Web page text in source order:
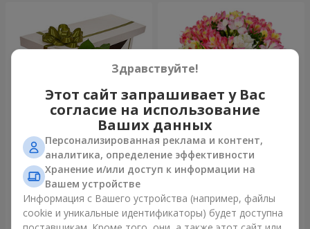
Цветы в коробке "15
розовых роз"
2 587 грн
Заказать
Букет "Сказка для двоих!"
Заказать
Здравствуйте!
Этот сайт запрашивает у Вас
согласие на использование
Ваших данных
Персонализированная реклама и контент,
аналитика, определение эффективности
Хранение и/или доступ к информации на
Вашем устройстве
Информация с Вашего устройства (например, файлы
cookie и уникальные идентификаторы) будет доступна